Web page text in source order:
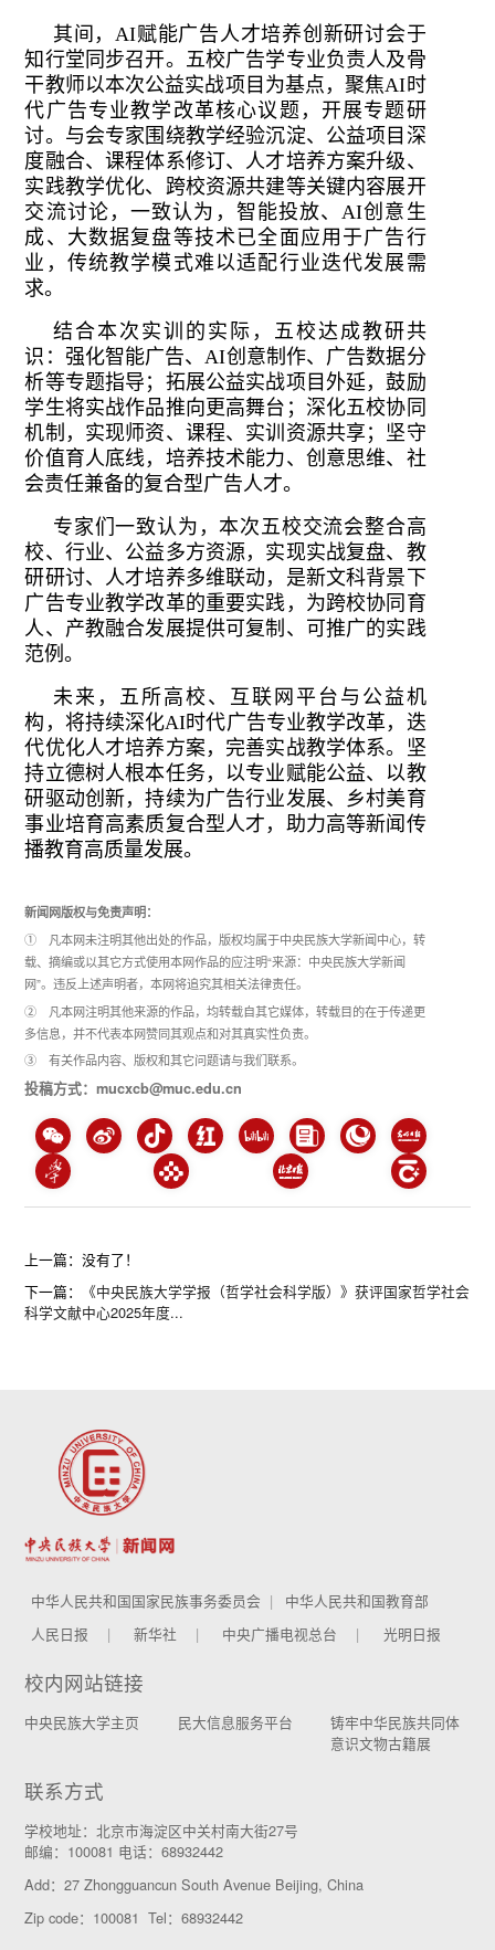
其间，AI赋能广告人才培养创新研讨会于
知行堂同步召开。五校广告学专业负责人及骨
干教师以本次公益实战项目为基点，聚焦AI时
代广告专业教学改革核心议题，开展专题研
讨。与会专家围绕教学经验沉淀、公益项目深
度融合、课程体系修订、人才培养方案升级、
实践教学优化、跨校资源共建等关键内容展开
交流讨论，一致认为，智能投放、AI创意生
成、大数据复盘等技术已全面应用于广告行
业，传统教学模式难以适配行业迭代发展需
求。
结合本次实训的实际，五校达成教研共
识：强化智能广告、AI创意制作、广告数据分
析等专题指导；拓展公益实战项目外延，鼓励
学生将实战作品推向更高舞台；深化五校协同
机制，实现师资、课程、实训资源共享；坚守
价值育人底线，培养技术能力、创意思维、社
会责任兼备的复合型广告人才。
专家们一致认为，本次五校交流会整合高
校、行业、公益多方资源，实现实战复盘、教
研研讨、人才培养多维联动，是新文科背景下
广告专业教学改革的重要实践，为跨校协同育
人、产教融合发展提供可复制、可推广的实践
范例。
未来，五所高校、互联网平台与公益机
构，将持续深化AI时代广告专业教学改革，迭
代优化人才培养方案，完善实战教学体系。坚
持立德树人根本任务，以专业赋能公益、以教
研驱动创新，持续为广告行业发展、乡村美育
事业培育高素质复合型人才，助力高等新闻传
播教育高质量发展。
新闻网版权与免责声明：
① 凡本网未注明其他出处的作品，版权均属于中央民族大学新闻中心，转
载、摘编或以其它方式使用本网作品的应注明“来源：中央民族大学新闻
网”。违反上述声明者，本网将追究其相关法律责任。
② 凡本网注明其他来源的作品，均转载自其它媒体，转载目的在于传递更
多信息，并不代表本网赞同其观点和对其真实性负责。
③ 有关作品内容、版权和其它问题请与我们联系。
投稿方式：mucxcb@muc.edu.cn
上一篇：没有了！
下一篇：
《中央民族大学学报（哲学社会科学版）》获评国家哲学社会
科学文献中心2025年​度...
中华人民共和国国家民族事务委员会
中华人民共和国教育部
人民日报
新华社 中央广播电视总台 光明日报
校内网站链接
中央民族大学主页 民大信息服务平台
铸牢中华民族共同体
意识文物古籍展
联系方式
学校地址：北京市海淀区中关村南大街27号
邮编：100081 电话：68932442
Add：27 Zhongguancun South Avenue Beijing, China
Zip code：100081 Tel：68932442